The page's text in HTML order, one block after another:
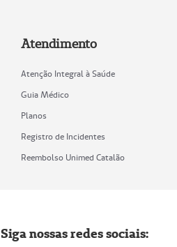
Atendimento
Atenção Integral à Saúde
Guia Médico
Planos
Registro de Incidentes
Reembolso Unimed Catalão
Siga nossas redes sociais: